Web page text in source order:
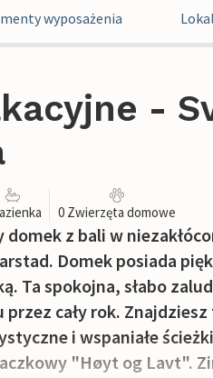
wyposażenia
-
0 Zwierzęta domowe
z bali w
Domek posiada
Ta spokojna, słabo
cały rok.
i wspaniałe
"Høyt og Lavt".